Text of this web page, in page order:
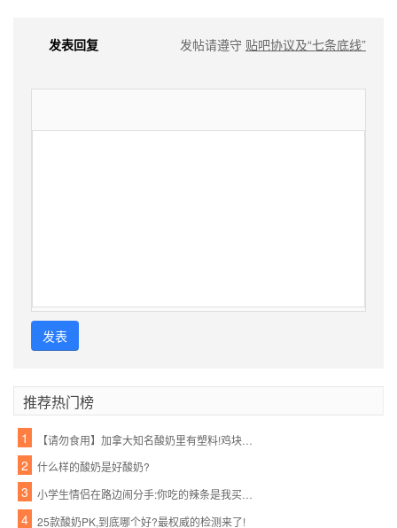
发表回复 发帖请遵守 贴吧协议及“七条底线”
发表
推荐热门榜
1
2 什么样的酸奶是好酸奶?
3
4 25款酸奶PK,到底哪个好?最权威的检测来了!